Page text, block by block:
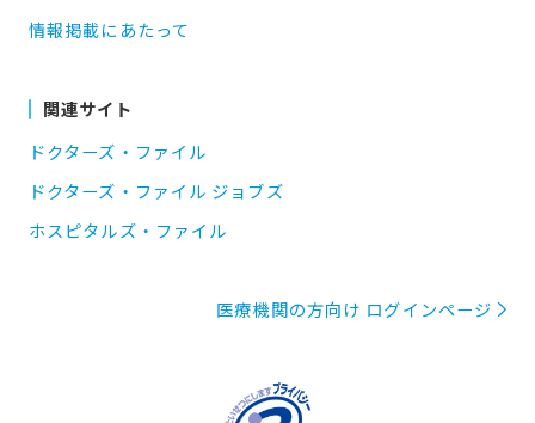
情報掲載にあたって
関連サイト
ドクターズ・ファイル
ドクターズ・ファイル ジョブズ
ホスピタルズ・ファイル
医療機関の方向け ログインページ